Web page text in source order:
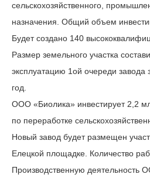
сельскохозяйственного,
назначения. Общий объем
Будет создано 140
Размер земельного участка
эксплуатацию 1ой очереди завода
год.
ООО «Биолика» инвестирует 2,2
по переработке
Новый завод будет размещен
Елецкой площадке. Количество
Производственную деятельность